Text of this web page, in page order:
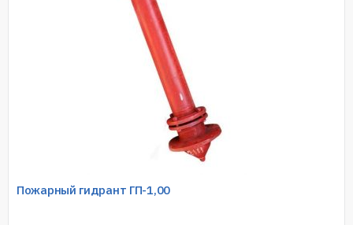
Пожарный гидрант ГП-1,00